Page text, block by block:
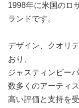
1998年に米国のロ
ランドです。
デザイン、クオリ
おり、
ジャスティンビー
数多くのアーティ
高い評価と支持を